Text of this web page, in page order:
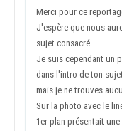
Merci pour ce
J'espère que nous
sujet consacré.
Je suis cependant un
dans l'intro de ton
mais je ne trouves
Sur la photo avec le
1er plan présentait